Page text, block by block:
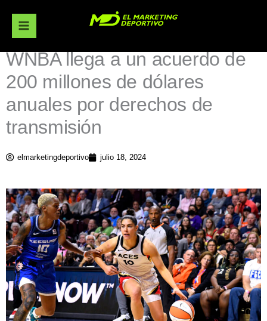
contenido
WNBA llega a un acuerdo de
200 millones de dólares
anuales por derechos de
transmisión
elmarketingdeportivo julio 18, 2024